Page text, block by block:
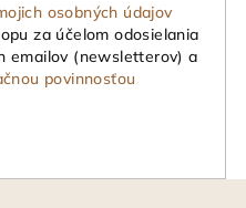
osobných údajov
za účelom odosielania
emailov (newsletterov) a
povinnosťou